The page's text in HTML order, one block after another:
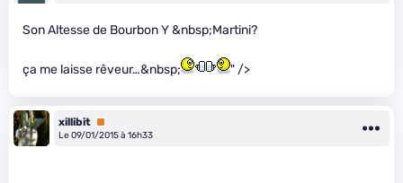
Son Altesse de Bourbon Y &nbsp;Martini?
ça me laisse rêveur…&nbsp; " />
xillibit Premium
Le 09/01/2015 à 16h33